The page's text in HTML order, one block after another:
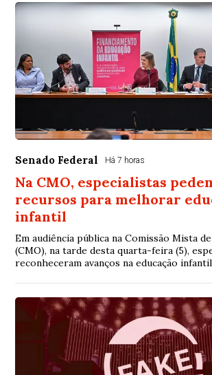
Senado Federal Há 7 horas
Na CMO, especialistas
recursos para melhorar
infantil
Em audiência pública na Comissão Mista
(CMO), na tarde desta quarta-feira (5),
reconheceram avanços na educação